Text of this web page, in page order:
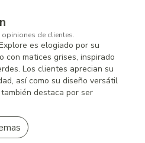
de clientes.
es elogiado por su
con matices grises, inspirado
Los clientes aprecian su
así como su diseño versátil
destaca por ser